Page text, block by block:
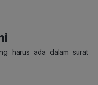
harus ada dalam surat